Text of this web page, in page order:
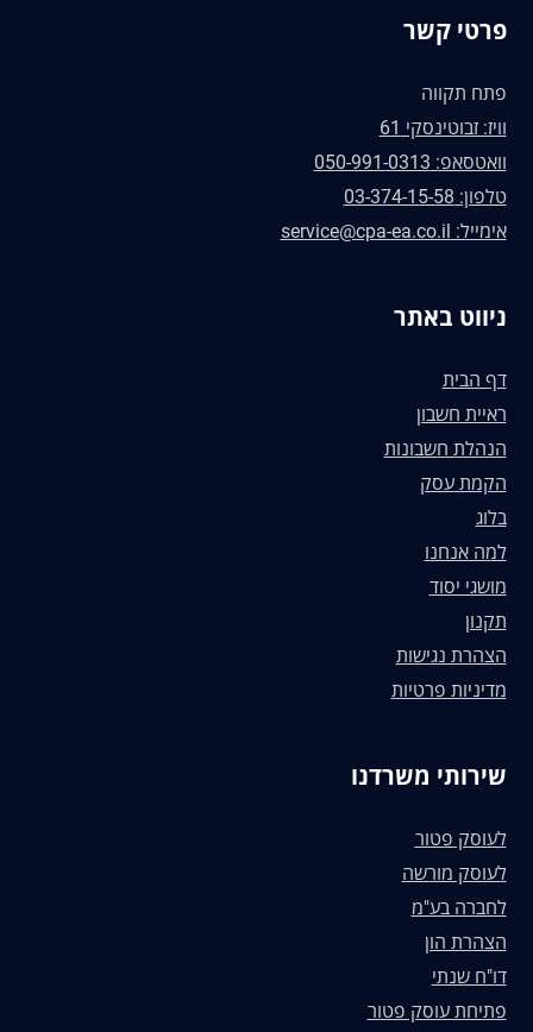
פרטי קשר
פתח תקווה
וויז: זבוטינסקי 61
וואטסאפ: 050-991-0313
טלפון: 03-374-15-58
אימייל: service@cpa-ea.co.il
ניווט באתר
דף הבית
ראיית חשבון
הנהלת חשבונות
הקמת עסק
בלוג
למה אנחנו
מושגי יסוד
תקנון
הצהרת נגישות
מדיניות פרטיות
שירותי משרדנו
לעוסק פטור
לעוסק מורשה
לחברה בע"מ
הצהרת הון
דו"ח שנתי
פתיחת עוסק פטור